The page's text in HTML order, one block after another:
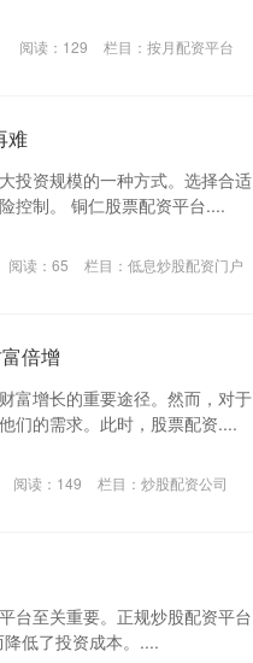
阅读： 129 栏目： 按月配资平台
难
投资规模的一种方式。选择合适
控制。 铜仁股票配资平台....
阅读：65 栏目：低息炒股配资门户
倍增
富增长的重要途径。然而，对于
们的需求。此时，股票配资....
阅读： 149 栏目：炒股配资公司
台至关重要。正规炒股配资平台
低了投资成本。....